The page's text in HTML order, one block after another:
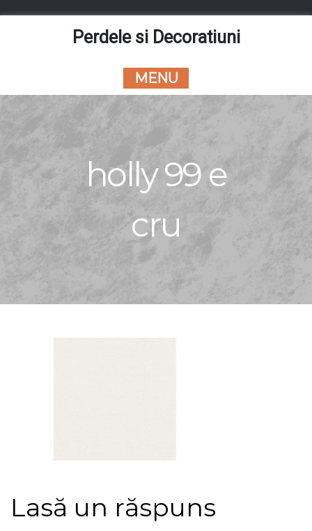
Perdele si Decoratiuni
MENU
holly 99 e
cru
Lasă un răspuns